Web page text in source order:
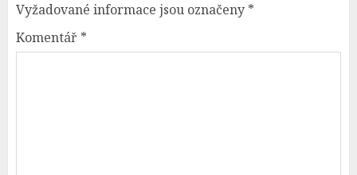
Vyžadované informace jsou označeny *
Komentář *